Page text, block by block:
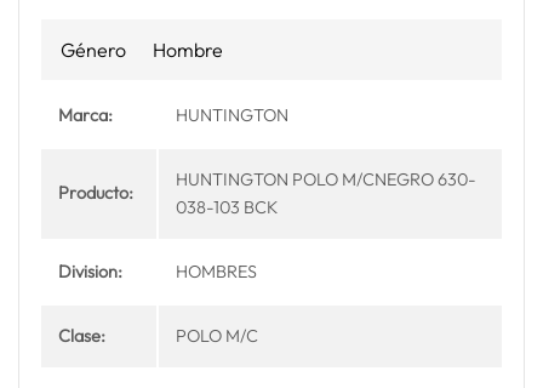
Género Hombre
Marca: HUNTINGTON
Producto:
HUNTINGTON POLO M/CNEGRO 630-
038-103 BCK
Division: HOMBRES
Clase: POLO M/C